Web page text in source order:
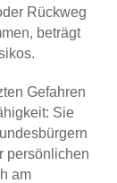
Rückweg
beträgt
Gefahren
Sie
persönlichen
am